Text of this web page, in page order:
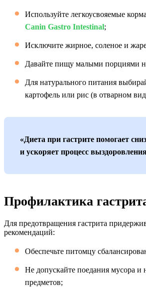
Используйте легкоусвояемые
Canin Gastro Intestinal;
Исключите жирное, соленое и
Давайте пищу малыми порциями
Для натурального питания
картофель или рис (в отварном
«Диета при гастрите помогает
и ускоряет процесс
Профилактика
Для предотвращения гастрита
рекомендаций:
Обеспечьте питомцу
Не допускайте поедания мусора и
предметов;